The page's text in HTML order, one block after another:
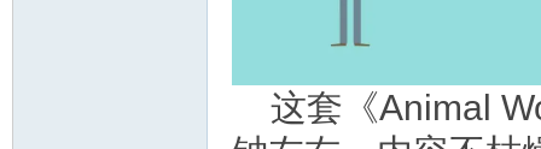
这套《Animal